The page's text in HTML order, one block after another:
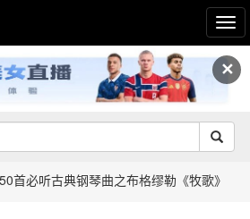
✕
50首必听古典钢琴曲之布格缪勒《牧歌》